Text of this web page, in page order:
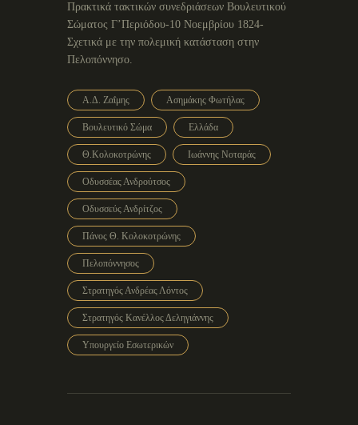
Πρακτικά τακτικών συνεδριάσεων Βουλευτικού
Σώματος Γ’Περιόδου-10 Νοεμβρίου 1824-
Σχετικά με την πολεμική κατάσταση στην
Πελοπόννησο.
Α.Δ. Ζαΐμης Ασημάκης Φωτήλας
Βουλευτικό Σώμα Ελλάδα
Θ.Κολοκοτρώνης Ιωάννης Νοταράς
Οδυσσέας Ανδρούτσος
Οδυσσεύς Ανδρίτζος
Πάνος Θ. Κολοκοτρώνης
Πελοπόννησος
Στρατηγός Ανδρέας Λόντος
Στρατηγός Κανέλλος Δεληγιάννης
Υπουργείο Εσωτερικών